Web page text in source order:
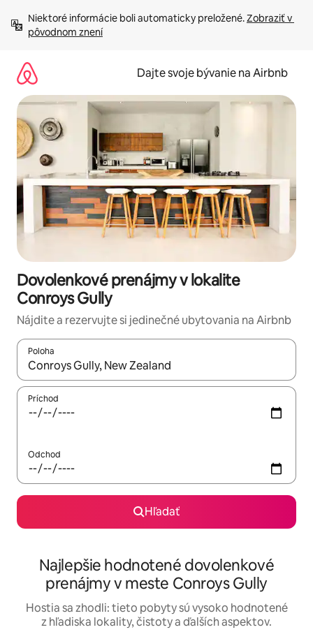
obsah.
Niektoré informácie boli automaticky preložené. Zobraziť v
pôvodnom znení
Dajte svoje bývanie na Airbnb
Dovolenkové prenájmy v lokalite
Conroys Gully
Nájdite a rezervujte si jedinečné ubytovania na Airbnb
Poloha
Keď budú výsledky k dispozícii, môžete si ich prechádzať
Príchod
Odchod
Hľadať
Najlepšie hodnotené dovolenkové
prenájmy v meste Conroys Gully
Hostia sa zhodli: tieto pobyty sú vysoko hodnotené
z hľadiska lokality, čistoty a ďalších aspektov.